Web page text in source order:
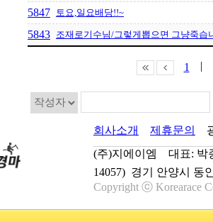
5847 토요,일요배당!!~
5843 조재로기수님/그렇게뽑으면 그냥죽습
1 |
회사소개 제휴문의
(주)지에이엠 대표: 박
14057) 경기 안양시 동
Copyright ⓒ Korearace